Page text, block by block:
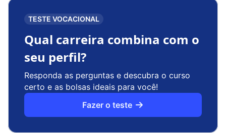
TESTE VOCACIONAL
Qual carreira combina com o
seu perfil?
Responda as perguntas e descubra o curso
certo e as bolsas ideais para você!
Fazer o teste